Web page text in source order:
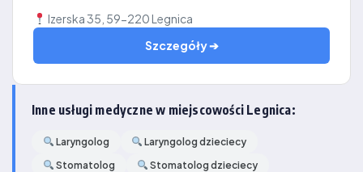
Izerska 35, 59-220 Legnica
Szczegóły ➔
Inne usługi medyczne w miejscowości Legnica:
Laryngolog
Laryngolog dzieciecy
Stomatolog
Stomatolog dzieciecy